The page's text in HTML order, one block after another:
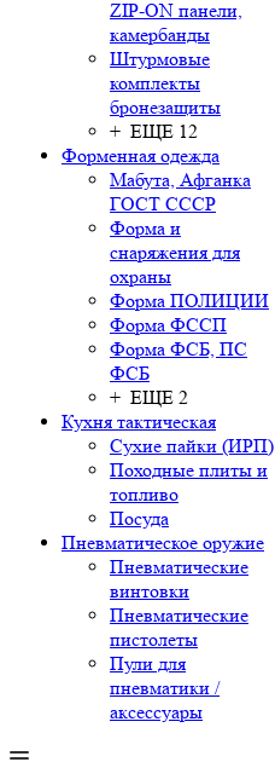
ZIP-ON панели,
камербанды
Штурмовые
комплекты
бронезащиты
+ ЕЩЕ 12
Форменная одежда
Мабута, Афганка
ГОСТ СССР
Форма и
снаряжения для
охраны
Форма ПОЛИЦИИ
Форма ФССП
Форма ФСБ, ПС
ФСБ
+ ЕЩЕ 2
Кухня тактическая
Сухие пайки (ИРП)
Походные плиты и
топливо
Посуда
Пневматическое оружие
Пневматические
винтовки
Пневматические
пистолеты
Пули для
пневматики /
аксессуары